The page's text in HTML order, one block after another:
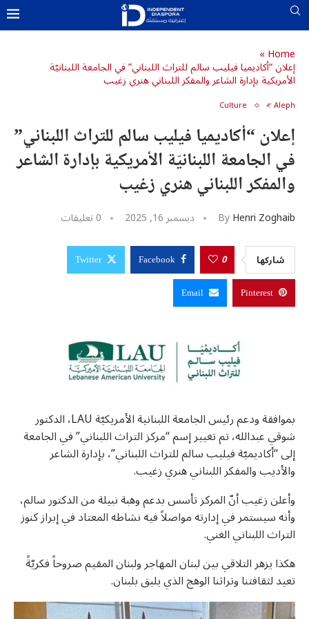
Home
»
إعلان “أكاديميا فيليب سالم للتراث اللبناني” في الجامعة اللبنانيّة
الأمريكية بإدارة الشاعر والمفكر اللبناني هنري زغيب
Aleph 𐤀
Culture
إعلان “أكاديميا فيليب سالم للتراث اللبناني”
في الجامعة اللبنانيّة الأمريكية بإدارة الشاعر
والمفكر اللبناني هنري زغيب
ByHenri Zoghaib ديسمبر 16, 2025 0 تعليقات
شاركها 0
Facebook
Twitter
Pinterest
Email
بموافقة ودعم رئيس الجامعة اللبنانية الأمريكيّة LAU، الدكتور
شوقي عبدالله، تم تغيير إسم “مركز التراث اللبناني” في الجامعة
إلى “أكاديميّة فيليب سالم للتراث اللبناني”، بإدارة الشاعر
والأديب والمفكر اللبناني هنري زغيب.
وأعلن زغيب أنّ المركز تأسس بدعم وهبة نبيلة من الدكتور سالم،
وأنه سيستمر في إدارته مواصلاً فيه نشاطه المعتاد في إبراز كنوز
التراث اللبناني الغني.
هكذا يزهر التلاقي بين لبنان المهاجر ولبنان المقيم صروحاً فكريّةً
تعيد لثقافتنا وتراثنا الوهج الذي يليق بلبنان.
U0645U064FU062DU062FU0651U062B
U0633U0627U062EU0646